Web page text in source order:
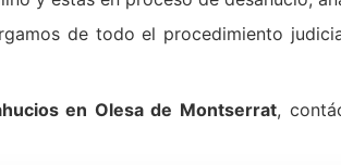
de todo el procedimiento
en Olesa de Montserrat,